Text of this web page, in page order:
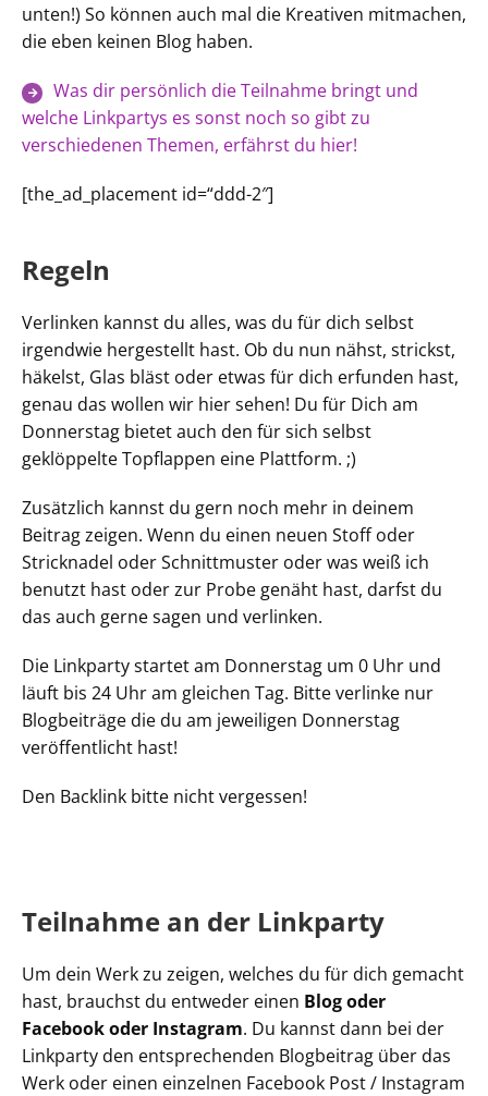
unten!) So können auch mal die Kreativen mitmachen,
die eben keinen Blog haben.
Was dir persönlich die Teilnahme bringt und
welche Linkpartys es sonst noch so gibt zu
verschiedenen Themen, erfährst du hier!
[the_ad_placement id=“ddd-2″]
Regeln
Verlinken kannst du alles, was du für dich selbst
irgendwie hergestellt hast. Ob du nun nähst, strickst,
häkelst, Glas bläst oder etwas für dich erfunden hast,
genau das wollen wir hier sehen! Du für Dich am
Donnerstag bietet auch den für sich selbst
geklöppelte Topflappen eine Plattform. ;)
Zusätzlich kannst du gern noch mehr in deinem
Beitrag zeigen. Wenn du einen neuen Stoff oder
Stricknadel oder Schnittmuster oder was weiß ich
benutzt hast oder zur Probe genäht hast, darfst du
das auch gerne sagen und verlinken.
Die Linkparty startet am Donnerstag um 0 Uhr und
läuft bis 24 Uhr am gleichen Tag. Bitte verlinke nur
Blogbeiträge die du am jeweiligen Donnerstag
veröffentlicht hast!
Den Backlink bitte nicht vergessen!
Teilnahme an der Linkparty
Um dein Werk zu zeigen, welches du für dich gemacht
hast, brauchst du entweder einen Blog oder
Facebook oder Instagram. Du kannst dann bei der
Linkparty den entsprechenden Blogbeitrag über das
Werk oder einen einzelnen Facebook Post / Instagram